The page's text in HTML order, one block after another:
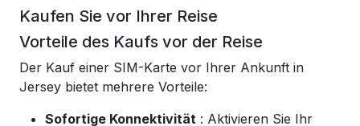
Kaufen Sie vor Ihrer Reise
Vorteile des Kaufs vor der Reise
Der Kauf einer SIM-Karte vor Ihrer Ankunft in
Jersey bietet mehrere Vorteile:
Sofortige Konnektivität : Aktivieren Sie Ihr